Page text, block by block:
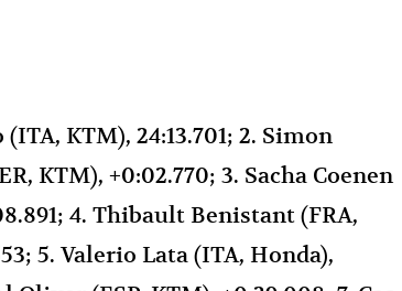
KTM), 24:13.701; 2. Simon
KTM), +0:02.770; 3. Sacha Coenen
4. Thibault Benistant (FRA,
5. Valerio Lata (ITA, Honda),